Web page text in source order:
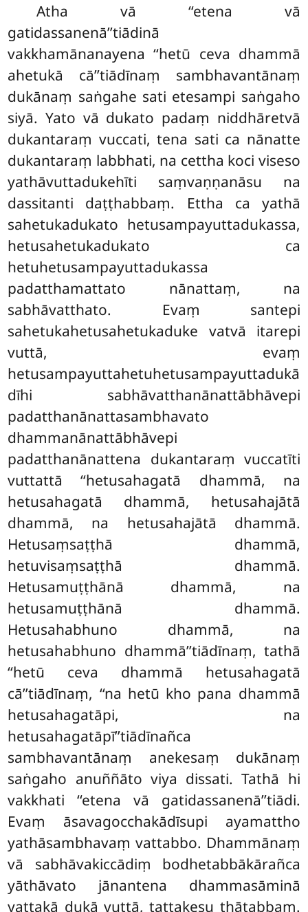
Atha vā ‘‘etena vā
gatidassanenā’’tiādinā
vakkhamānanayena ‘‘hetū ceva dhammā
ahetukā cā’’tiādīnaṃ sambhavantānaṃ
dukānaṃ saṅgahe sati etesampi saṅgaho
siyā. Yato vā dukato padaṃ niddhāretvā
dukantaraṃ vuccati, tena sati ca nānatte
dukantaraṃ labbhati, na cettha koci viseso
yathāvuttadukehīti saṃvaṇṇanāsu na
dassitanti daṭṭhabbaṃ. Ettha ca yathā
sahetukadukato hetusampayuttadukassa,
hetusahetukadukato ca
hetuhetusampayuttadukassa
padatthamattato nānattaṃ, na
sabhāvatthato. Evaṃ santepi
sahetukahetusahetukaduke vatvā itarepi
vuttā, evaṃ
hetusampayuttahetuhetusampayuttadukā
dīhi sabhāvatthanānattābhāvepi
padatthanānattasambhavato
dhammanānattābhāvepi
padatthanānattena dukantaraṃ vuccatīti
vuttattā ‘‘hetusahagatā dhammā, na
hetusahagatā dhammā, hetusahajātā
dhammā, na hetusahajātā dhammā.
Hetusaṃsaṭṭhā dhammā,
hetuvisaṃsaṭṭhā dhammā.
Hetusamuṭṭhānā dhammā, na
hetusamuṭṭhānā dhammā.
Hetusahabhuno dhammā, na
hetusahabhuno dhammā’’tiādīnaṃ, tathā
‘‘hetū ceva dhammā hetusahagatā
cā’’tiādīnaṃ, ‘‘na hetū kho pana dhammā
hetusahagatāpi, na
hetusahagatāpī’’tiādīnañca
sambhavantānaṃ anekesaṃ dukānaṃ
saṅgaho anuññāto viya dissati. Tathā hi
vakkhati ‘‘etena vā gatidassanenā’’tiādi.
Evaṃ āsavagocchakādīsupi ayamattho
yathāsambhavaṃ vattabbo. Dhammānaṃ
vā sabhāvakiccādiṃ bodhetabbākārañca
yāthāvato jānantena dhammasāminā
yattakā dukā vuttā, tattakesu ṭhātabbaṃ.